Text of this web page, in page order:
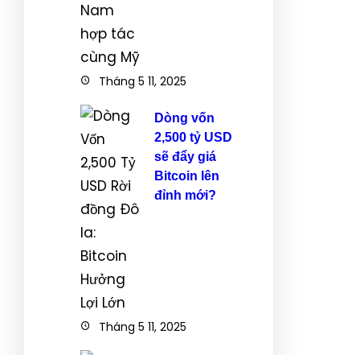
Tháng 5 11, 2025
Dòng vốn
2,500 tỷ USD
sẽ đẩy giá
Bitcoin lên
đỉnh mới?
Tháng 5 11, 2025